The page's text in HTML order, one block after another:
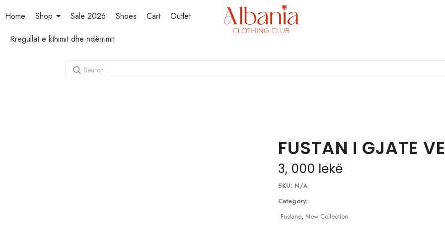
Home Shop Sale 2026 Shoes Cart
Outlet
Rregullat e kthimit dhe ndërrimit
FUSTAN I GJATE
3, 000 lekë
SKU: N/A
Category:
Fustane, New Collection